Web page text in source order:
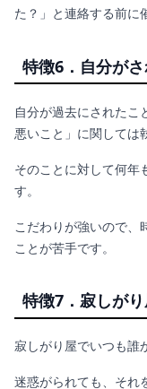
た？」と連絡する前に
特徴6．自分が
自分が過去にされたこ
悪いこと」に関しては
そのことに対して何年
す。
こだわりが強いので、
ことが苦手です。
特徴7．寂しが
寂しがり屋でいつも誰
迷惑がられても、それ